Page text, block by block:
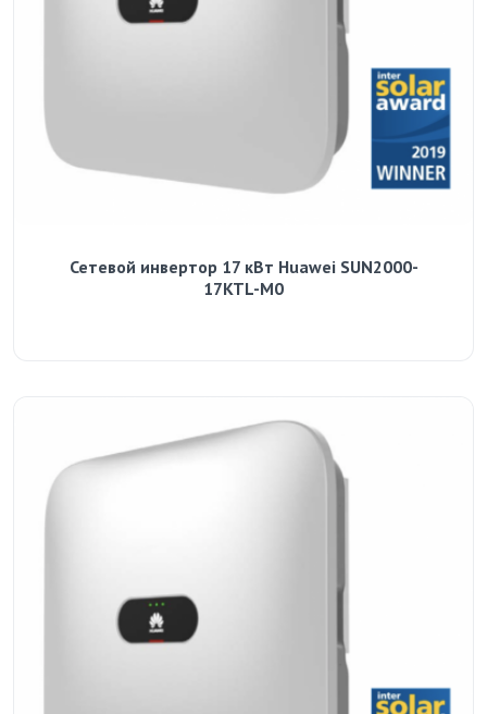
Сетевой инвертор 17 кВт Huawei SUN2000-
17KTL-M0